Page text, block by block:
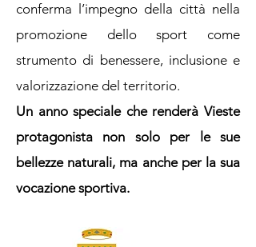
conferma l’impegno della città nella
promozione dello sport come
strumento di benessere, inclusione e
valorizzazione del territorio.
Un anno speciale che renderà Vieste
protagonista non solo per le sue
bellezze naturali, ma anche per la sua
vocazione sportiva.